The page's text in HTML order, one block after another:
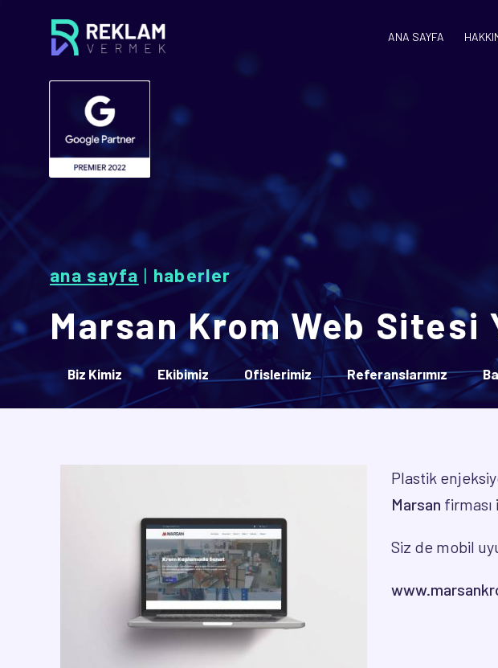
ANA SAYFA
ana sayfa | haberler
Marsan Krom Web Sitesi
Biz Kimiz Ekibimiz Ofislerimiz Referanslarımız
Plastik
Marsan firması
Siz de mobil